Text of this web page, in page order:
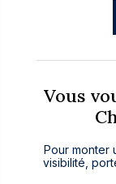
Vous
Pour monter
visibilité,